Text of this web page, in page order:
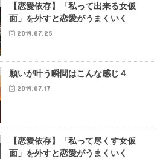
【恋愛依存】「私って出来る女仮
面」を外すと恋愛がうまくいく
2019.07.25
願いが叶う瞬間はこんな感じ４
2019.07.17
【恋愛依存】「私って尽くす女仮
面」を外すと恋愛がうまくいく